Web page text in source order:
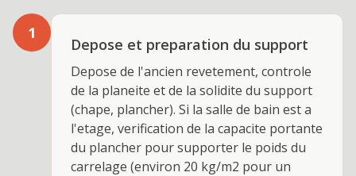
1
Depose et preparation du support
Depose de l'ancien revetement, controle
de la planeite et de la solidite du support
(chape, plancher). Si la salle de bain est a
l'etage, verification de la capacite portante
du plancher pour supporter le poids du
carrelage (environ 20 kg/m2 pour un